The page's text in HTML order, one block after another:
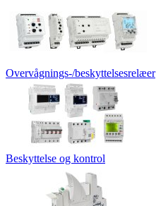
Overvågnings-/beskyttelsesrelæer
Beskyttelse og kontrol